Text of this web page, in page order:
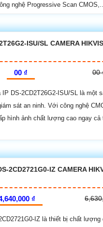
nghệ Progressive Scan CMOS,...
ISU/SL CAMERA
00 ₫ 00
IP DS-2CD2T26G2-ISU/SL là một
sát an ninh. Với công nghệ
hình ảnh chất lượng cao ngay cả
2CD2721G0-IZ CAMERA
₫
IZ là thiết bị chất